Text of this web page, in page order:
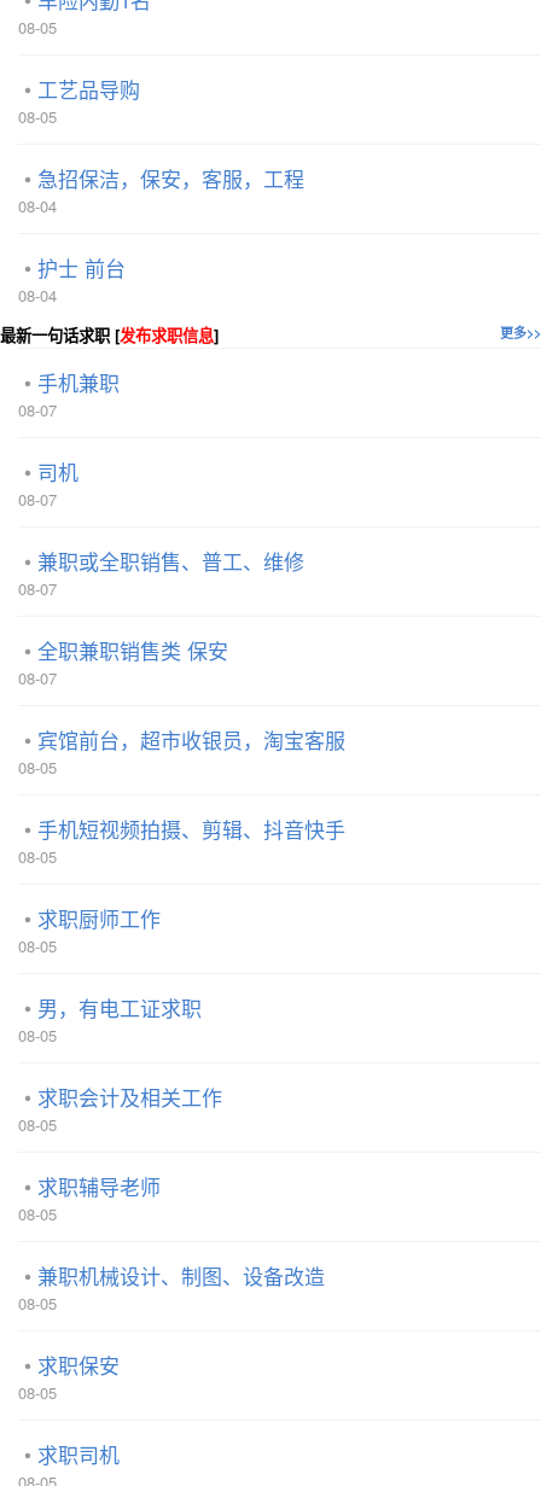
08-05
工艺品导购
08-05
急招保洁，保安，客服，工程
08-04
护士 前台
08-04
更多>>
最新一句话求职 [发布求职信息]
手机兼职
08-07
司机
08-07
兼职或全职销售、普工、维修
08-07
全职兼职销售类 保安
08-07
宾馆前台，超市收银员，淘宝客服
08-05
手机短视频拍摄、剪辑、抖音快手
08-05
求职厨师工作
08-05
男，有电工证求职
08-05
求职会计及相关工作
08-05
求职辅导老师
08-05
兼职机械设计、制图、设备改造
08-05
求职保安
08-05
求职司机